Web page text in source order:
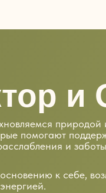
природой
помогают
и
к себе,
и